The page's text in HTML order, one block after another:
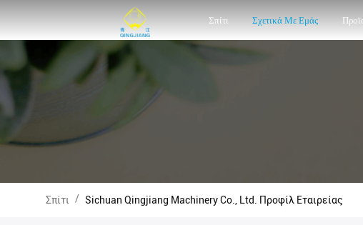
Σπίτι Σχετικά Με Εμάς
Σπίτι / Sichuan Qingjiang Machinery Co., Ltd. Προφίλ Εταιρείας